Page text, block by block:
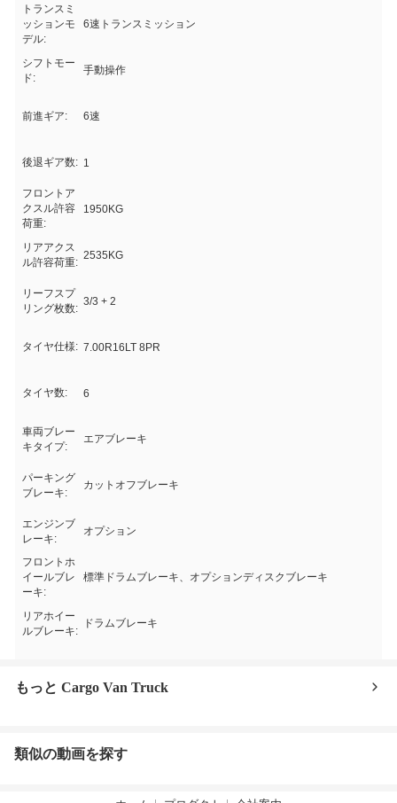
トランスミ
ッションモ
デル:
6速トランスミッション
シフトモー
ド:
手動操作
前進ギア: 6速
後退ギア数: 1
フロントア
クスル許容
荷重:
1950KG
リアアクス
ル許容荷重:
2535KG
リーフスプ
リング枚数:
3/3 + 2
タイヤ仕様: 7.00R16LT 8PR
タイヤ数: 6
車両ブレー
キタイプ:
エアブレーキ
パーキング
ブレーキ:
カットオフブレーキ
エンジンブ
レーキ:
オプション
フロントホ
イールブレ
ーキ:
標準ドラムブレーキ、オプションディスクブレーキ
リアホイー
ルブレーキ:
ドラムブレーキ
もっと Cargo Van Truck
類似の動画を探す